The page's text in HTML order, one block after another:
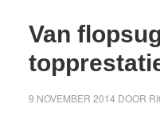
Van
9 NOVEMBER 2014 DOOR